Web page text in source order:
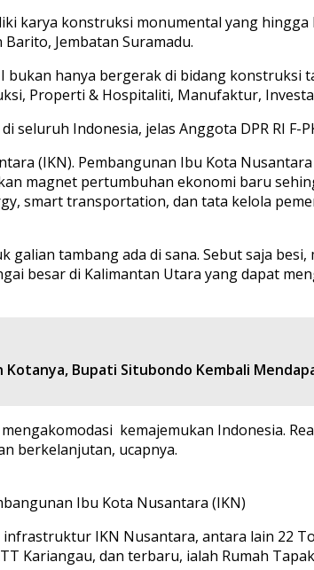
karya konstruksi monumental yang
Jembatan Suramadu.
hanya bergerak di bidang konstruksi
Properti & Hospitaliti, Manufaktur,
Indonesia, jelas Anggota DPR RI F-
(IKN). Pembangunan Ibu Kota
magnet pertumbuhan ekonomi baru
smart transportation, dan tata kelola
tambang ada di sana. Sebut saja
besar di Kalimantan Utara yang dapat
Kotanya, Bupati Situbondo Kembali
kemajemukan Indonesia.
berkelanjutan, ucapnya.
Ibu Kota Nusantara (IKN)
IKN Nusantara, antara lain 22
Kariangau, dan terbaru, ialah Rumah